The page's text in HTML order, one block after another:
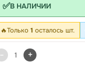
✅В НАЛИЧИИ
🔥Только 1 осталось шт.
- 1 +